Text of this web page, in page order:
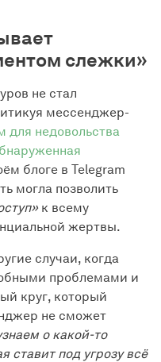
слежки»
не стал
мессенджер-
для недовольства
блоге в Telegram
могла позволить
к всему
жертвы.
случаи, когда
проблемами и
круг, который
не сможет
о какой-то
ставит под угрозу всё